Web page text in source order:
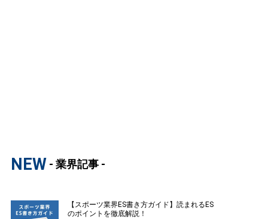
NEW - 業界記事 -
【スポーツ業界ES書き方ガイド】読まれるES
のポイントを徹底解説！